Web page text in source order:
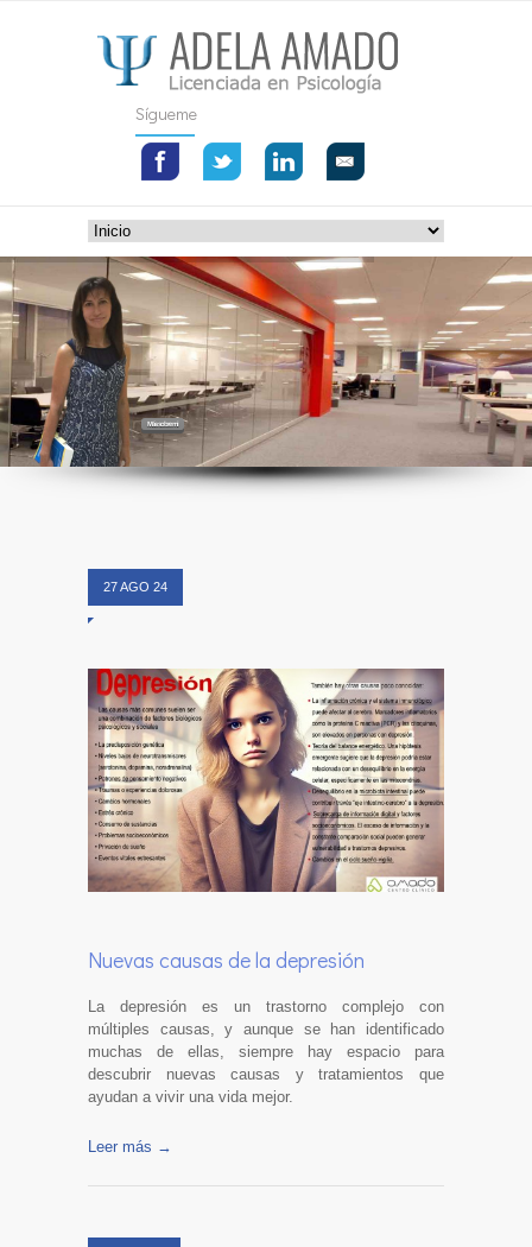
Sígueme
Más sobre mi
27 AGO 24
Nuevas causas de la depresión
La depresión es un trastorno complejo con
múltiples causas, y aunque se han identificado
muchas de ellas, siempre hay espacio para
descubrir nuevas causas y tratamientos que
ayudan a vivir una vida mejor.
Leer más →